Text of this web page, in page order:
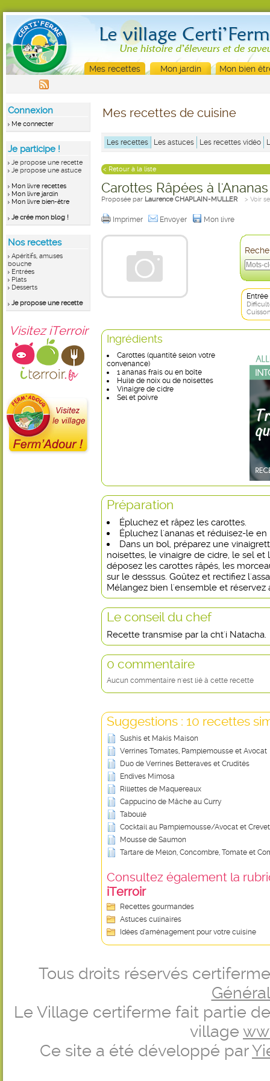
Mes recettes Mon jardin Mon bien
Connexion
Me connecter
Je participe !
Je propose une recette
Je propose une astuce
Mon livre recettes
Mon livre jardin
Mon livre bien-être
Je crée mon blog !
Nos recettes
Apéritifs, amuses
bouche
Entrées
Plats
Desserts
Je propose une recette
Visitez iTerroir
Mes recettes de cuisine
Les recettes Les astuces Les recettes vidéo
< Retour à la liste
Carottes Râpées à l'Ananas
Proposée par Laurence CHAPLAIN-MULLER > Voir
Imprimer Envoyer Mon livre
Entrée
Ingrédients
Carottes (quantité selon votre
convenance)
1 ananas frais ou en boîte
Huile de noix ou de noisettes
Vinaigre de cidre
Sel et poivre
Préparation
Épluchez et râpez les carottes.
Épluchez l'ananas et réduisez-le
Dans un bol, préparez une
noisettes, le vinaigre de cidre, le sel et
déposez les carottes râpés, les
sur le desssus. Goûtez et rectifiez
Mélangez bien l'ensemble et réservez
Le conseil du chef
Recette transmise par la cht'i Natacha.
0 commentaire
Aucun commentaire n'est lié à cette recette
Suggestions : 10 recettes
Sushis et Makis Maison
Verrines Tomates, Pamplemousse et Avocat
Duo de Verrines Betteraves et Crudités
Endives Mimosa
Rillettes de Maquereaux
Cappucino de Mâche au Curry
Taboulé
Cocktail au Pamplemousse/Avocat et
Mousse de Saumon
Tartare de Melon, Concombre, Tomate et
Consultez également la
iTerroir
Recettes gourmandes
Astuces culinaires
Idées d’aménagement pour votre cuisine
Tous droits réservés
Le Village certiferme fait partie
village
Ce site a été développé par